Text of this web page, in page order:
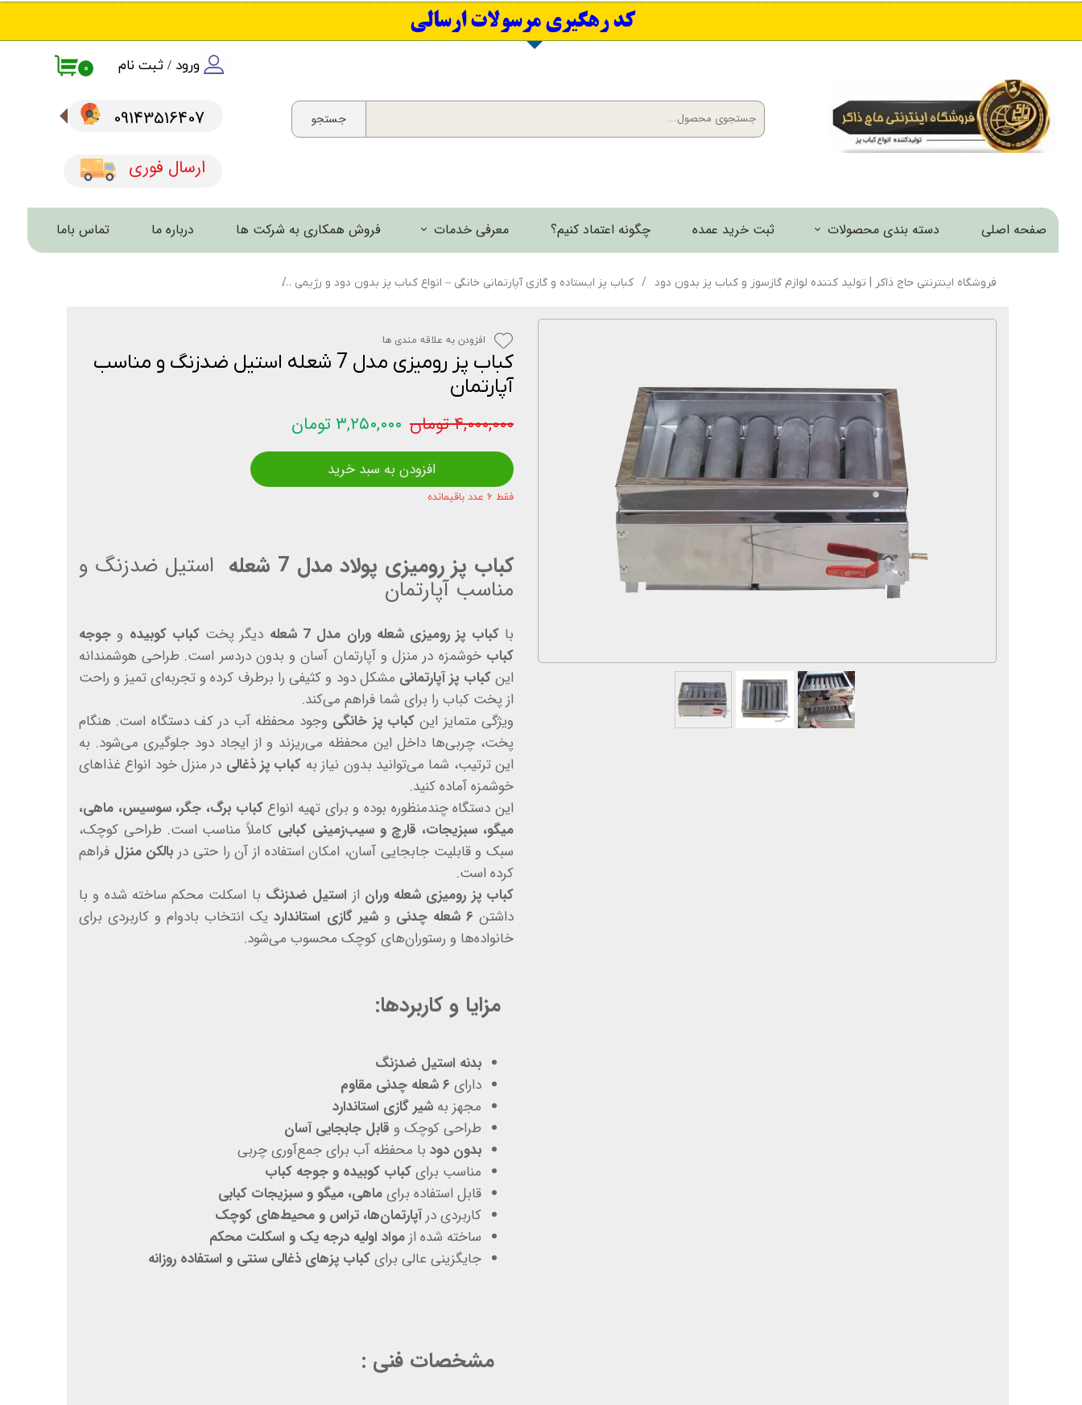
ورود / ثبت نام
تغییر گذر واژه
خروج از حساب کاربری
صفحه اصلی دسته بندی محصولات
کباب پز و منقل
اجاق و مشعل
لوازم و تجهیزات جانبی
لوازم برقی
آرایشی و بهداشتی
محصولات تخفیف دار
ثبت خرید عمده چگونه اعتماد کنیم؟ معرفی خدمات
برش لیزری فلزات
گالری فیلم
اخبار و مقالات
استعلام قیمت
فروش همکاری به شرکت ها درباره ما تماس باما
۰
جستجو
​کد رهگیری مرسولات ارسالی
09143516407​​​​​​​
ارسال فوری
فروشگاه اینترنتی حاج ذاکر | تولید کننده لوازم گازسوز و کباب پز بدون دود کباب پز ایستاده و گازی آپارتمانی خانگی – انواع کباب پز بدون دود و رژیمی
کباب پز رومیزی مدل 7 شعله استیل ضدزنگ و مناسب
آپارتمان
۴,۰۰۰,۰۰۰ تومان
۳,۲۵۰,۰۰۰ تومان
فقط ۶ عدد باقیمانده
کباب پز رومیزی پولاد مدل 7 شعله استیل ضدزنگ و
مناسب آپارتمان
باکباب پز رومیزی شعله وران مدل 7 شعله دیگر پختکباب کوبیده وجوجه
کباب خوشمزه در منزل و آپارتمان آسان و بدون دردسر است. طراحی هوشمندانه
اینکباب پز آپارتمانی مشکل دود و کثیفی را برطرف کرده و تجربه‌ای تمیز و راحت
از پخت کباب را برای شما فراهم می‌کند.
ویژگی متمایز این کباب پز خانگی وجود محفظه آب در کف دستگاه است. هنگام
پخت، چربی‌ها داخل این محفظه می‌ریزند و از ایجاد دود جلوگیری می‌شود. به
این ترتیب، شما می‌توانید بدون نیاز به کباب پز ذغالی در منزل خود انواع غذاهای
خوشمزه آماده کنید.
این دستگاه چندمنظوره بوده و برای تهیه انواعکباب برگ، جگر، سوسیس، ماهی،
میگو، سبزیجات، قارچ و سیب‌زمینی کبابی کاملاً مناسب است. طراحی کوچک،
سبک و قابلیت جابجایی آسان، امکان استفاده از آن را حتی دربالکن منزل فراهم
کرده است.
کباب پز رومیزی شعله وران از استیل ضدزنگ با اسکلت محکم ساخته شده و با
داشتن ۶ شعله چدنی وشیر گازی استانداردیک انتخاب بادوام و کاربردی برای
خانواده‌ها و رستوران‌های کوچک محسوب می‌شود.
مزایا و کاربردها:
بدنه استیل ضدزنگ
دارای ۶ شعله چدنی مقاوم
مجهز بهشیر گازی استاندارد
طراحی کوچک و قابل جابجایی آسان
بدون دود با محفظه آب برای جمع‌آوری چربی
مناسب برایکباب کوبیده و جوجه کباب
قابل استفاده برایماهی، میگو و سبزیجات کبابی
کاربردی درآپارتمان‌ها، تراس و محیط‌های کوچک
ساخته شده ازمواد اولیه درجه یک و اسکلت محکم
جایگزینی عالی برایکباب پزهای ذغالی سنتی و استفاده روزانه
مشخصات فنی :
افزودن به سبد خرید
افزودن به علاقه مندی ها